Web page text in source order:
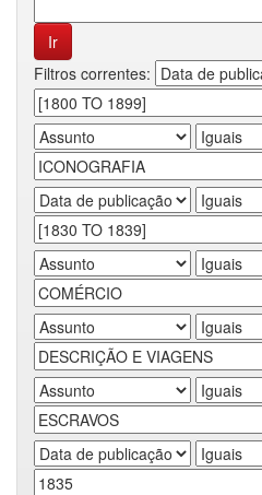
Filtros correntes: